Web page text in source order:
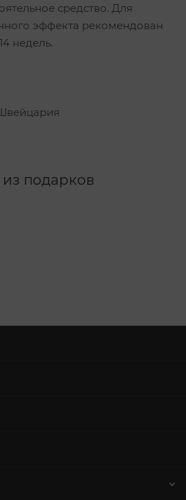
средство. Для
эффекта рекомендован
недель.
подарков